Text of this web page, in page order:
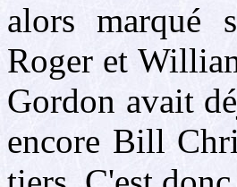
alors marqué
Roger et
Gordon avait
encore Bill